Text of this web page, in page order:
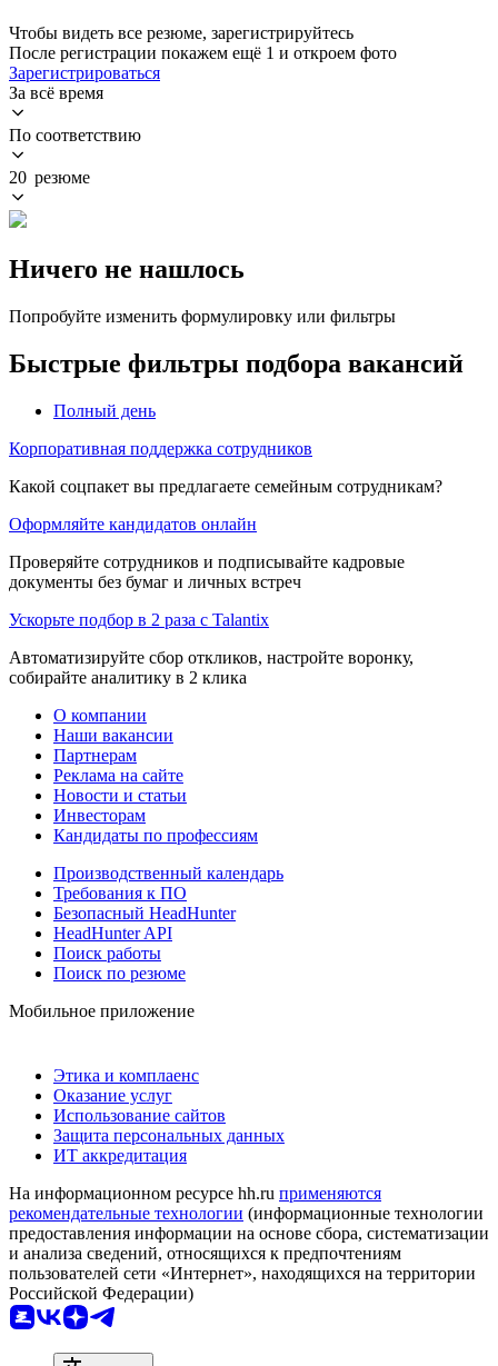
Чтобы видеть все резюме, зарегистрируйтесь
После регистрации покажем ещё 1 и откроем фото
Зарегистрироваться
За всё время
По соответствию
20 резюме
Ничего не нашлось
Попробуйте изменить формулировку или фильтры
Быстрые фильтры подбора вакансий
Полный день
Корпоративная поддержка сотрудников
Какой соцпакет вы предлагаете семейным сотрудникам?
Оформляйте кандидатов онлайн
Проверяйте сотрудников и подписывайте кадровые
документы без бумаг и личных встреч
Ускорьте подбор в 2 раза с Talantix
Автоматизируйте сбор откликов, настройте воронку,
собирайте аналитику в 2 клика
О компании
Наши вакансии
Партнерам
Реклама на сайте
Новости и статьи
Инвесторам
Кандидаты по профессиям
Производственный календарь
Требования к ПО
Безопасный HeadHunter
HeadHunter API
Поиск работы
Поиск по резюме
Мобильное приложение
Этика и комплаенс
Оказание услуг
Использование сайтов
Защита персональных данных
ИТ аккредитация
На информационном ресурсе hh.ru применяются
рекомендательные технологии (информационные технологии
предоставления информации на основе сбора, систематизации
и анализа сведений, относящихся к предпочтениям
пользователей сети «Интернет», находящихся на территории
Российской Федерации)